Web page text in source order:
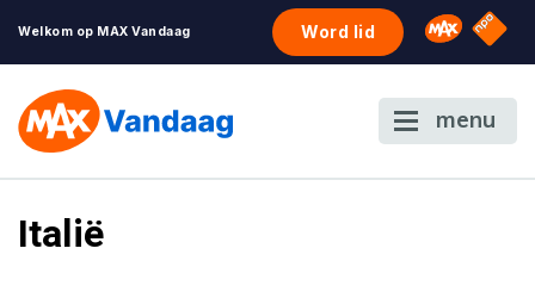
Welkom op MAX Vandaag Word lid Omroep
NPO
menu
Italië